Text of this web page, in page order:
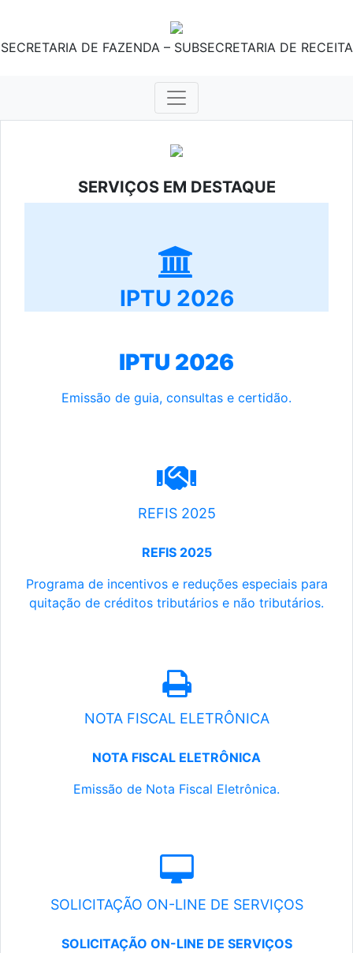
SECRETARIA DE FAZENDA – SUBSECRETARIA DE RECEITA
SERVIÇOS EM DESTAQUE
IPTU 2026
IPTU 2026
Emissão de guia, consultas e certidão.
REFIS 2025
REFIS 2025
Programa de incentivos e reduções especiais para
quitação de créditos tributários e não tributários.
NOTA FISCAL ELETRÔNICA
NOTA FISCAL ELETRÔNICA
Emissão de Nota Fiscal Eletrônica.
SOLICITAÇÃO ON-LINE DE SERVIÇOS
SOLICITAÇÃO ON-LINE DE SERVIÇOS